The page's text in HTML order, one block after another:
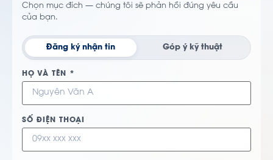
Chọn mục đích — chúng tôi sẽ phản hồi đúng yêu cầu
của bạn.
Đăng ký nhận tin Góp ý kỹ thuật
HỌ VÀ TÊN *
SỐ ĐIỆN THOẠI